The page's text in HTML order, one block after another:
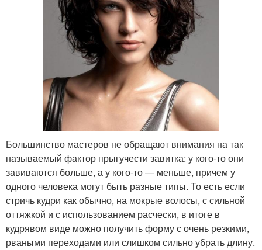
Большинство мастеров не обращают внимания на так
называемый фактор прыгучести завитка: у кого-то они
завиваются больше, а у кого-то — меньше, причем у
одного человека могут быть разные типы. То есть если
стричь кудри как обычно, на мокрые волосы, с сильной
оттяжкой и с использованием расчески, в итоге в
кудрявом виде можно получить форму с очень резкими,
рваными переходами или слишком сильно убрать длину.